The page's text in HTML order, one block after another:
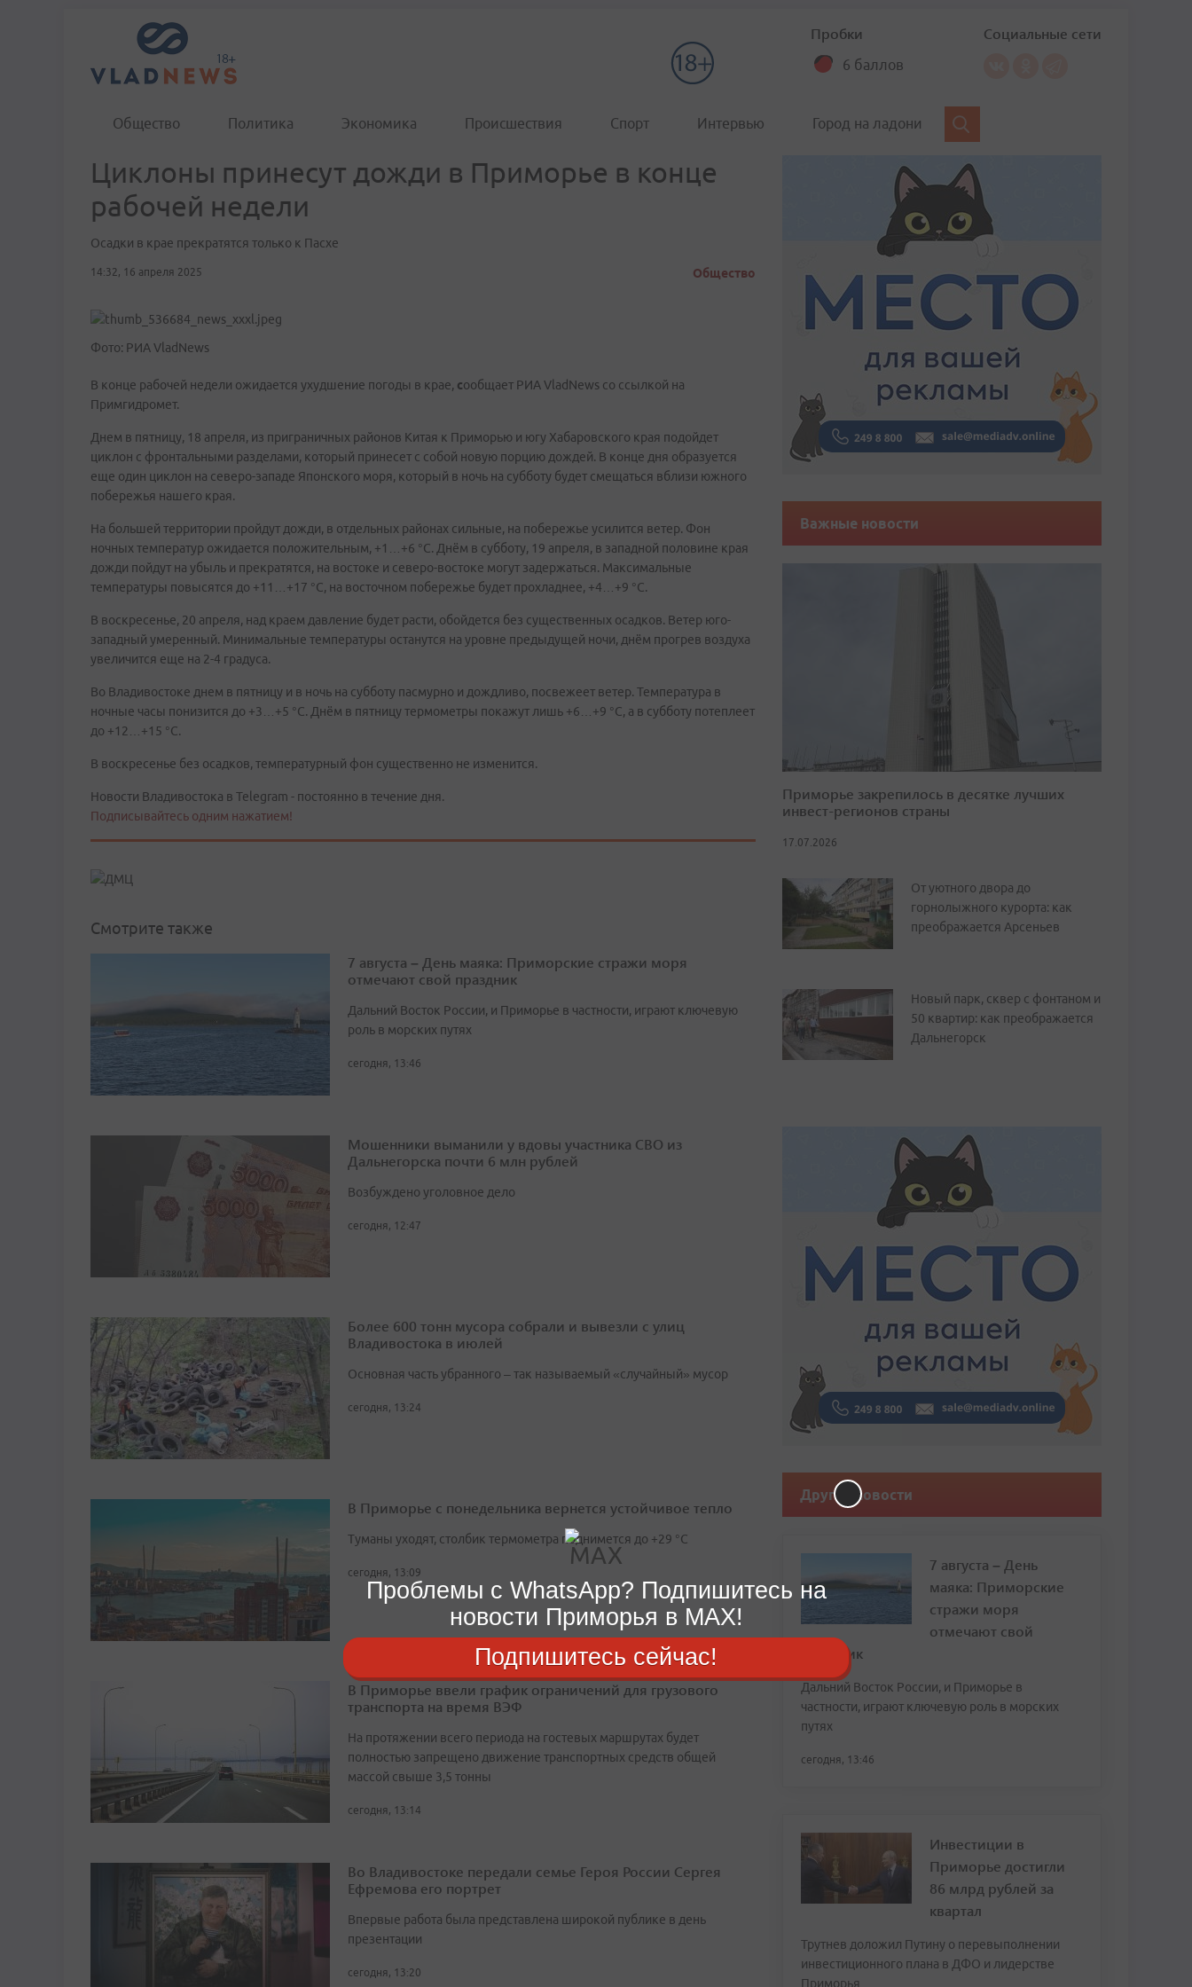
Пробки
6 баллов
Социальные сети
Общество Политика Экономика Происшествия Спорт Интервью Город на ладони
Циклоны принесут дожди в Приморье в конце
рабочей недели
Осадки в крае прекратятся только к Пасхе
14:32, 16 апреля 2025 Общество
Фото: РИА VladNews
В конце рабочей недели ожидается ухудшение погоды в крае, сообщает РИА VladNews со ссылкой на
Примгидромет.
Днем в пятницу, 18 апреля, из приграничных районов Китая к Приморью и югу Хабаровского края подойдет
циклон с фронтальными разделами, который принесет с собой новую порцию дождей. В конце дня образуется
еще один циклон на северо-западе Японского моря, который в ночь на субботу будет смещаться вблизи южного
побережья нашего края.
На большей территории пройдут дожди, в отдельных районах сильные, на побережье усилится ветер. Фон
ночных температур ожидается положительным, +1…+6 °С. Днём в субботу, 19 апреля, в западной половине края
дожди пойдут на убыль и прекратятся, на востоке и северо-востоке могут задержаться. Максимальные
температуры повысятся до +11…+17 °С, на восточном побережье будет прохладнее, +4…+9 °С.
В воскресенье, 20 апреля, над краем давление будет расти, обойдется без существенных осадков. Ветер юго-
западный умеренный. Минимальные температуры останутся на уровне предыдущей ночи, днём прогрев воздуха
увеличится еще на 2-4 градуса.
Во Владивостоке днем в пятницу и в ночь на субботу пасмурно и дождливо, посвежеет ветер. Температура в
ночные часы понизится до +3…+5 °С. Днём в пятницу термометры покажут лишь +6…+9 °С, а в субботу потеплеет
до +12…+15 °С.
В воскресенье без осадков, температурный фон существенно не изменится.
Новости Владивостока в Telegram - постоянно в течение дня.
Подписывайтесь одним нажатием!
Смотрите также
7 августа – День маяка: Приморские стражи моря
отмечают свой праздник
Дальний Восток России, и Приморье в частности, играют ключевую
роль в морских путях
сегодня, 13:46
Мошенники выманили у вдовы участника СВО из
Дальнегорска почти 6 млн рублей
Возбуждено уголовное дело
сегодня, 12:47
Более 600 тонн мусора собрали и вывезли с улиц
Владивостока в июлей
Основная часть убранного – так называемый «случайный» мусор
сегодня, 13:24
В Приморье с понедельника вернется устойчивое тепло
Туманы уходят, столбик термометра поднимется до +29 °С
сегодня, 13:09
В Приморье ввели график ограничений для грузового
транспорта на время ВЭФ
На протяжении всего периода на гостевых маршрутах будет
полностью запрещено движение транспортных средств общей
массой свыше 3,5 тонны
сегодня, 13:14
Во Владивостоке передали семье Героя России Сергея
Ефремова его портрет
Впервые работа была представлена широкой публике в день
презентации
сегодня, 13:20
Важные новости
Приморье закрепилось в десятке лучших
инвест-регионов страны
17.07.2026
От уютного двора до
горнолыжного курорта: как
преображается Арсеньев
Новый парк, сквер с фонтаном и
50 квартир: как преображается
Дальнегорск
Другие новости
7 августа – День
маяка: Приморские
стражи моря
отмечают свой
праздник
Дальний Восток России, и Приморье в
частности, играют ключевую роль в морских
путях
сегодня, 13:46
Инвестиции в
Приморье достигли
86 млрд рублей за
квартал
Трутнев доложил Путину о перевыполнении
инвестиционного плана в ДФО и лидерстве
Приморья
Проблемы с WhatsApp? Подпишитесь на
новости Приморья в MAX!
Подпишитесь сейчас!